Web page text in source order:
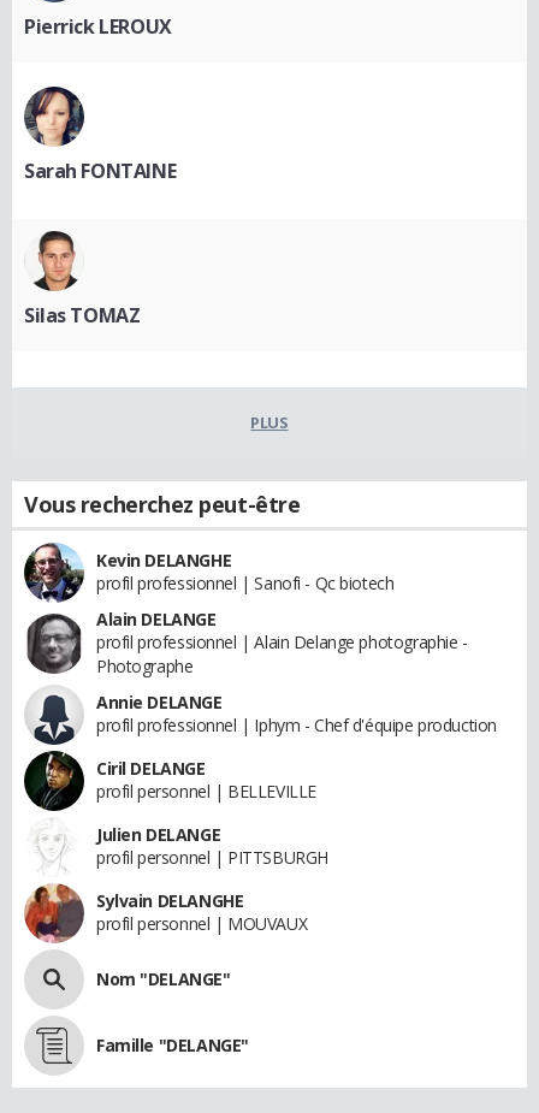
Pierrick LEROUX
Sarah FONTAINE
Silas TOMAZ
PLUS
Vous recherchez peut-être
Kevin DELANGHE
profil professionnel | Sanofi - Qc biotech
Alain DELANGE
profil professionnel | Alain Delange photographie -
Photographe
Annie DELANGE
profil professionnel | Iphym - Chef d'équipe production
Ciril DELANGE
profil personnel | BELLEVILLE
Julien DELANGE
profil personnel | PITTSBURGH
Sylvain DELANGHE
profil personnel | MOUVAUX
Nom "DELANGE"
Famille "DELANGE"